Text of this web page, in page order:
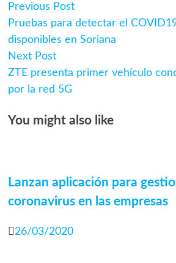
Navegación
de
entradas
Previous PostPrevious
post:
Pruebas para detectar el
disponibles en Soriana
Next PostNext
post:
ZTE presenta primer vehículo
por la red 5G
You might also like
Lanzan aplicación para
coronavirus en las empresas
26/03/2020